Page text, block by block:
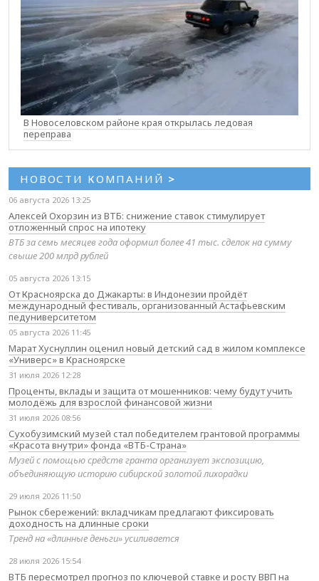
В Новоселовском районе края открылась ледовая
переправа
НОВОСТИ КОМПАНИЙ >
06 августа 2026 13:25
Алексей Охорзин из ВТБ: снижение ставок стимулирует
отложенный спрос на ипотеку
ВТБ за семь месяцев года оформил более 41 тыс. сделок на сумму
свыше 200 млрд рублей
05 августа 2026 13:15
От Красноярска до Джакарты: в Индонезии пройдёт
международный фестиваль, организованный Астафьевским
педуниверситетом
05 августа 2026 11:45
Марат Хуснуллин оценил новый детский сад в жилом комплексе
«Универс» в Красноярске
31 июля 2026 12:28
Проценты, вклады и защита от мошенников: чему будут учить
молодёжь для взрослой финансовой жизни
31 июля 2026 08:56
Сухобузимский музей стал победителем грантовой программы
«Красота внутри» фонда «ВТБ-Страна»
Музей с помощью средств гранта организует экспозицию,
объединяющую историю сибирской золотой лихорадки
29 июля 2026 11:50
Рынок сбережений: вкладчикам предлагают фиксировать
доходность на длинные сроки
Тренд на «длинные деньги» усиливается
28 июля 2026 15:54
ВТБ пересмотрел прогноз по ключевой ставке и росту ВВП на